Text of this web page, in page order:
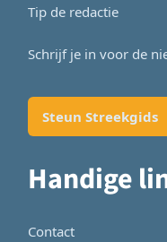
Tip de redactie
Schrijf je in voor de
Steun Streekgids
Handige
Contact